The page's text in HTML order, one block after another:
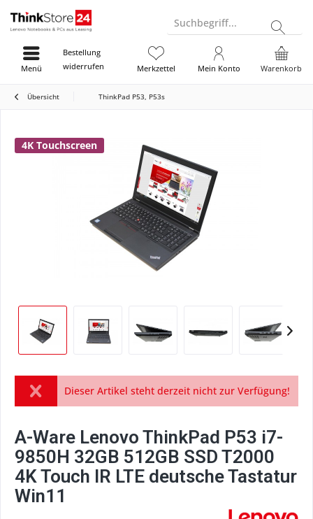
Suchbegriff...
Bestellung
widerrufen
Warenkorb
Merkzettel Mein Konto
Menü
Übersicht ThinkPad P53, P53s
4K Touchscreen
Dieser Artikel steht derzeit nicht zur Verfügung!
A-Ware Lenovo ThinkPad P53 i7-
9850H 32GB 512GB SSD T2000
4K Touch IR LTE deutsche Tastatur
Win11